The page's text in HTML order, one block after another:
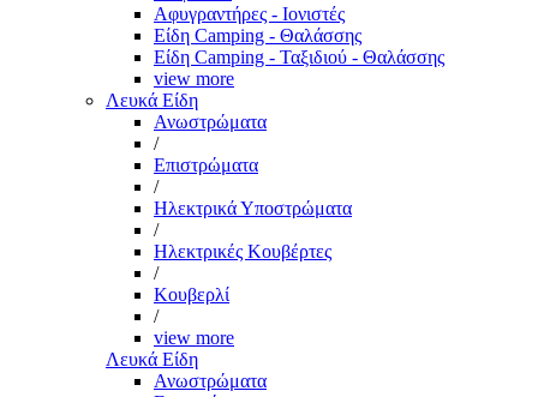
Αφυγραντήρες - Ιονιστές
Είδη Camping - Θαλάσσης
Είδη Camping - Ταξιδιού - Θαλάσσης
view more
Λευκά Είδη
Ανωστρώματα
/
Επιστρώματα
/
Ηλεκτρικά Υποστρώματα
/
Ηλεκτρικές Κουβέρτες
/
Κουβερλί
/
view more
Λευκά Είδη
Ανωστρώματα